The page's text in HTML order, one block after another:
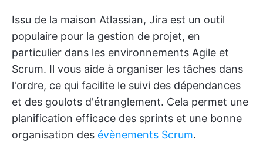
Issu de la maison Atlassian, Jira est un outil
populaire pour la gestion de projet, en
particulier dans les environnements Agile et
Scrum. Il vous aide à organiser les tâches dans
l'ordre, ce qui facilite le suivi des dépendances
et des goulots d'étranglement. Cela permet une
planification efficace des sprints et une bonne
organisation des évènements Scrum.